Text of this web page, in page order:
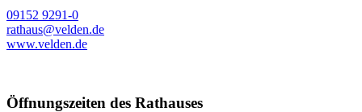
09152 9291-0
rathaus@velden.de
www.velden.de
Öffnungszeiten des Rathauses